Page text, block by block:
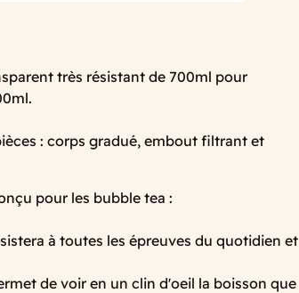
très résistant de 700ml pour
: corps gradué, embout filtrant et
pour les bubble tea :
à toutes les épreuves du quotidien et
de voir en un clin d'oeil la boisson que